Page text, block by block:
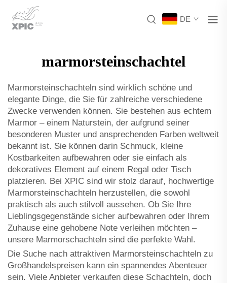
DE
marmorsteinschachtel
Marmorsteinschachteln sind wirklich schöne und
elegante Dinge, die Sie für zahlreiche verschiedene
Zwecke verwenden können. Sie bestehen aus echtem
Marmor – einem Naturstein, der aufgrund seiner
besonderen Muster und ansprechenden Farben weltweit
bekannt ist. Sie können darin Schmuck, kleine
Kostbarkeiten aufbewahren oder sie einfach als
dekoratives Element auf einem Regal oder Tisch
platzieren. Bei XPIC sind wir stolz darauf, hochwertige
Marmorsteinschachteln herzustellen, die sowohl
praktisch als auch stilvoll aussehen. Ob Sie Ihre
Lieblingsgegenstände sicher aufbewahren oder Ihrem
Zuhause eine gehobene Note verleihen möchten –
unsere Marmorschachteln sind die perfekte Wahl.
Die Suche nach attraktiven Marmorsteinschachteln zu
Großhandelspreisen kann ein spannendes Abenteuer
sein. Viele Anbieter verkaufen diese Schachteln, doch